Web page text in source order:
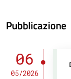
Pubblicazione
06
05/2026